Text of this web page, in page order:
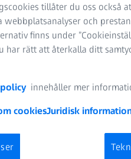
tillåter du oss också
och
finns under
har rätt att återkalla ditt
innehåller mer
cookiesJuridisk